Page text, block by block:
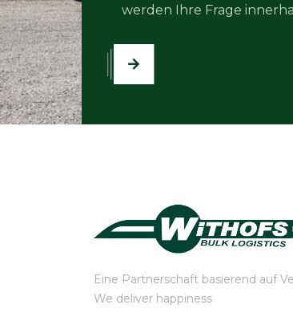
werden Ihre Frage
Eine Partnerschaft basierend auf
We deliver happiness